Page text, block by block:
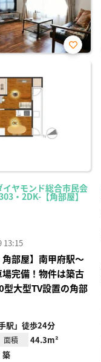
ヤモンド総合市民会
・2DK-【角部屋】
お気
13:15
角部屋】南甲府駅～
完備！物件は築古
大型TV設置の角部
駅」徒歩24分
面積 44.3m²
築